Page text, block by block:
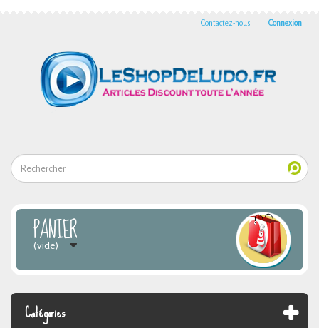
Connexion
Contactez-nous
PANIER
(vide)
Catégories